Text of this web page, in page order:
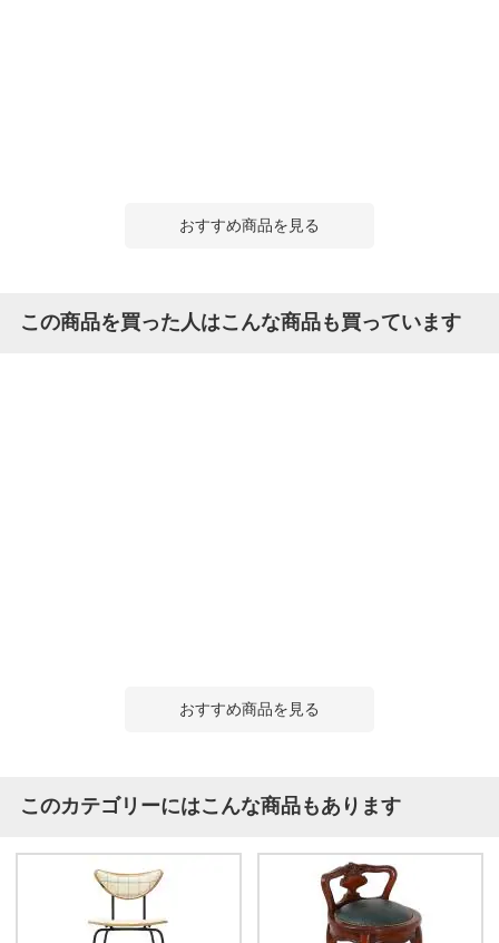
おすすめ商品を見る
この商品を買った人はこんな商品も買っています
おすすめ商品を見る
このカテゴリーにはこんな商品もあります